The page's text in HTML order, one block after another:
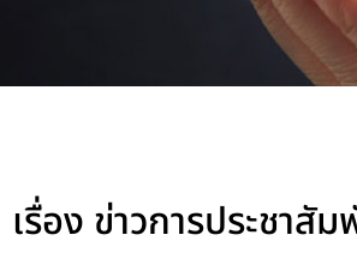
เรื่อง ข่าวการประชา